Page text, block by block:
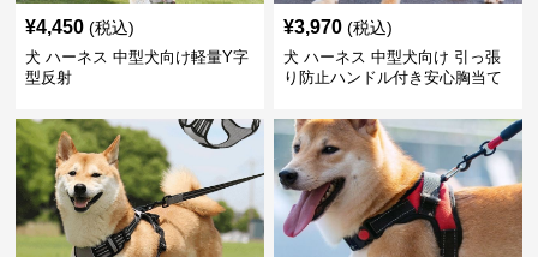
¥4,450 (税込)
犬 ハーネス 中型犬向け軽量Y字
型反射
¥3,970 (税込)
犬 ハーネス 中型犬向け 引っ張
り防止ハンドル付き安心胸当て